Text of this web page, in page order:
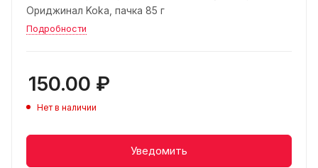
Ориджинал Koka, пачка 85 г
Подробности
150.00 ₽
Нет в наличии
Уведомить